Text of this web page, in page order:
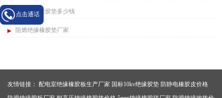
阻燃绝缘橡胶垫多少钱
阻燃绝缘橡胶垫厂家
友情链接： 配电室绝缘橡胶板生产厂家 国标10kv绝缘胶垫 防静电橡胶皮价格
点击通话